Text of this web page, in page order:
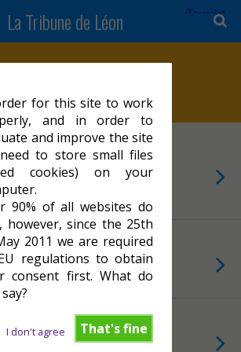
for this site to work
and in order to
and improve the site
to store small files
cookies) on your
90% of all websites do
however, since the 25th
2011 we are required
regulations to obtain
consent first. What do
That's fine
I don't agree
La Tribune de Léon
de Cahors et de
ou encore ?
au travail !
!!!